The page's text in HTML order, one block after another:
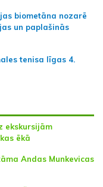
biometāna nozarē
un paplašinās
tenisa līgas 4.
ekskursijām
ēkā
Andas Munkevicas